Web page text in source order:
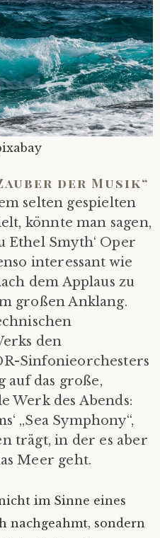
der Musik“
selten gespielten
könnte man sagen,
Ethel Smyth‘ Oper
interessant wie
dem Applaus zu
großen Anklang.
den
Sinfonieorchesters
auf das große,
Werk des Abends:
„Sea Symphony“,
trägt, in der es aber
Meer geht.
im Sinne eines
nachgeahmt, sondern